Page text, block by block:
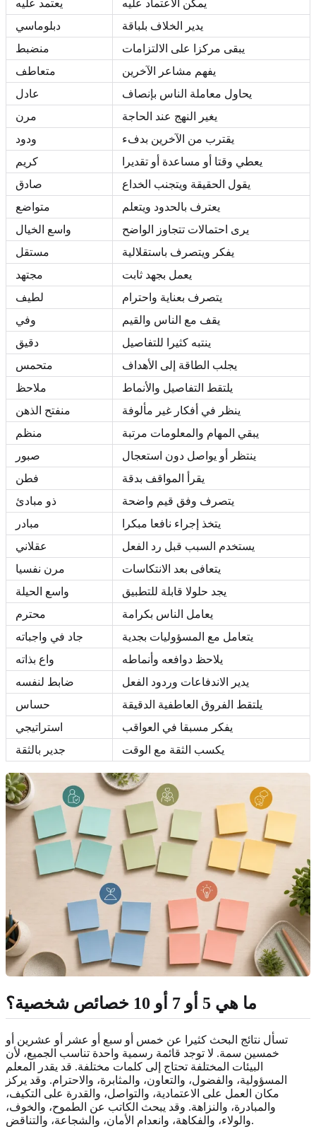
يعتمد عليه
يمكن الاعتماد عليه
دبلوماسي
يدير الخلاف بلباقة
منضبط
يبقى مركزا على الالتزامات
متعاطف
يفهم مشاعر الآخرين
عادل
يحاول معاملة الناس بإنصاف
مرن
يغير النهج عند الحاجة
ودود
يقترب من الآخرين بدفء
كريم
يعطي وقتا أو مساعدة أو تقديرا
صادق
يقول الحقيقة ويتجنب الخداع
متواضع
يعترف بالحدود ويتعلم
واسع الخيال
يرى احتمالات تتجاوز الواضح
مستقل
يفكر ويتصرف باستقلالية
مجتهد
يعمل بجهد ثابت
لطيف
يتصرف بعناية واحترام
وفي
يقف مع الناس والقيم
دقيق
ينتبه كثيرا للتفاصيل
متحمس
يجلب الطاقة إلى الأهداف
ملاحظ
يلتقط التفاصيل والأنماط
منفتح الذهن
ينظر في أفكار غير مألوفة
منظم
يبقي المهام والمعلومات مرتبة
صبور
ينتظر أو يواصل دون استعجال
فطن
يقرأ المواقف بدقة
ذو مبادئ
يتصرف وفق قيم واضحة
مبادر
يتخذ إجراء نافعا مبكرا
عقلاني
يستخدم السبب قبل رد الفعل
مرن نفسيا
يتعافى بعد الانتكاسات
واسع الحيلة
يجد حلولا قابلة للتطبيق
محترم
يعامل الناس بكرامة
جاد في واجباته
يتعامل مع المسؤوليات بجدية
واع بذاته
يلاحظ دوافعه وأنماطه
ضابط لنفسه
يدير الاندفاعات وردود الفعل
حساس
يلتقط الفروق العاطفية الدقيقة
استراتيجي
يفكر مسبقا في العواقب
جدير بالثقة
يكسب الثقة مع الوقت
ما هي 5 أو 7 أو 10 خصائص شخصية؟
تسأل نتائج البحث كثيرا عن خمس أو سبع أو عشر أو عشرين أو
خمسين سمة. لا توجد قائمة رسمية واحدة تناسب الجميع، لأن
البيئات المختلفة تحتاج إلى كلمات مختلفة. قد يقدر المعلم
المسؤولية، والفضول، والتعاون، والمثابرة، والاحترام. وقد يركز
مكان العمل على الاعتمادية، والتواصل، والقدرة على التكيف،
والمبادرة، والنزاهة. وقد يبحث الكاتب عن الطموح، والخوف،
والولاء، والفكاهة، وانعدام الأمان، والشجاعة، والتناقض.